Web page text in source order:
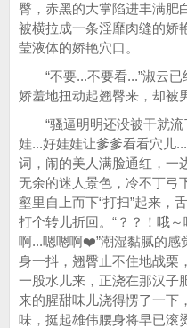
臀，赤黑的大掌陷进丰满肥
被横拉成一条淫靡肉缝的娇
莹液体的娇艳穴口。
“不要...不要看...”淑云已
娇羞地扭动起翘臀来，却被
“骚逼明明还没被干就流
娃...好娃娃让爹爹看看穴儿
词，闹的美人满脸通红，一
无余的迷人景色，冷不丁弓
壑里自上而下“打扫”起来，
打个转儿折回。“？？！哦
啊...嗯嗯啊❤️”潮湿黏腻的感
身一抖，翘臀止不住地战栗
一股水儿来，正浇在那汉子
来的腥甜味儿浇得愣了一下
味，挺起雄伟腰身将早已滚